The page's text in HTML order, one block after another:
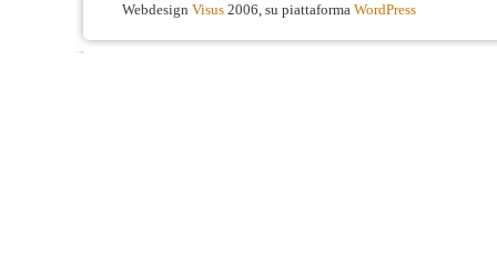
Webdesign Visus 2006, su piattaforma WordPress